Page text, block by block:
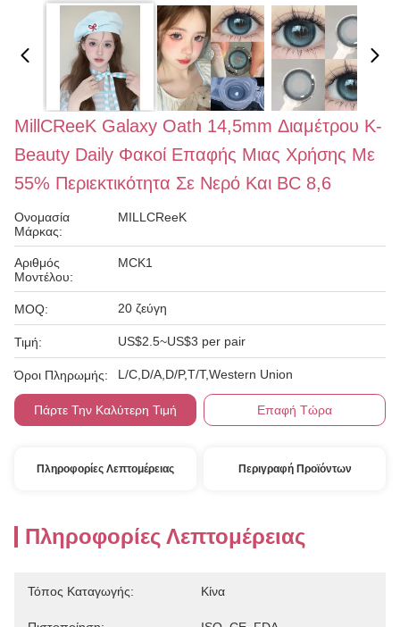
MillCReeK Galaxy Oath 14,5mm Διαμέτρου K-
Beauty Daily Φακοί Επαφής Μιας Χρήσης Με
55% Περιεκτικότητα Σε Νερό Και BC 8,6
Ονομασία
Μάρκας:
MILLCReeK
Αριθμός
Μοντέλου:
MCK1
MOQ: 20 ζεύγη
Τιμή: US$2.5~US$3 per pair
Όροι Πληρωμής: L/C,D/A,D/P,T/T,Western Union
Πάρτε Την Καλύτερη Τιμή Επαφή Τώρα
Πληροφορίες Λεπτομέρειας Περιγραφή Προϊόντων
Πληροφορίες Λεπτομέρειας
Τόπος Καταγωγής: Κίνα